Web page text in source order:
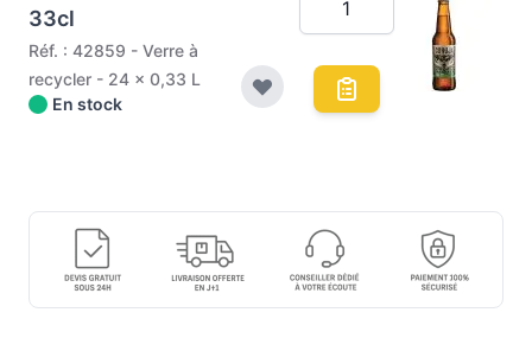
33cl
Réf. : 42859 - Verre à
recycler - 24 x 0,33 L
En stock